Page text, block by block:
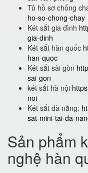
Tủ hồ sơ chống
ho-so-chong-chay
Két sắt gia đình
gia-dinh
Két sắt hàn quốc
han-quoc
Két sắt sài gòn
sai-gon
két sắt hà nội
noi
Két sắt đà nẵng:
sat-mini-tai-da-
Sản phẩm
nghệ hàn